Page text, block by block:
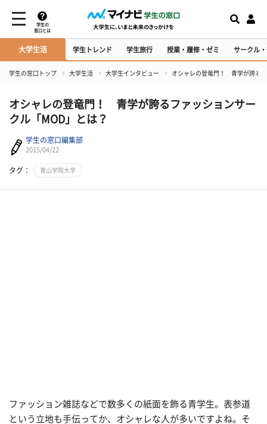
学生の
窓口とは
大学生活 学生トレンド 学生旅行 授業・履修・ゼミ サークル
学生の窓口トップ 大学生活 大学生インタビュー オシャレの登竜門！ 青学が誇る
オシャレの登竜門！ 青学が誇るファッションサー
クル「MOD」とは？
学生の窓口編集部
2015/04/22
タグ： 青山学院大学
ファッション雑誌などで数多くの紙面を飾る青学生。表参道
という立地も手伝ってか、オシャレな人が多いですよね。そ